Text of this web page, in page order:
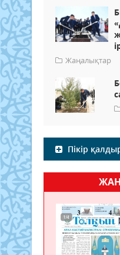
Жаңалықтар
Пікір